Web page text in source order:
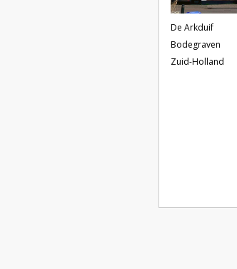
De Arkduif
Bodegraven
Zuid-Holland